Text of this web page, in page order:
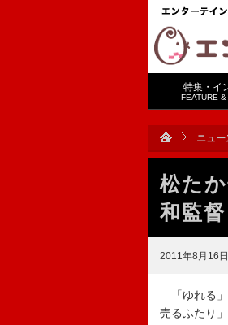
特集・イ
FEATURE
ニュー
松た
和監
2011年8月16
「ゆれる」
売るふたり